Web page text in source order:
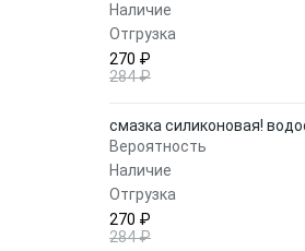
Наличие
Отгрузка
270 ₽
284 ₽
смазка силиконовая!
Вероятность
Наличие
Отгрузка
270 ₽
284 ₽